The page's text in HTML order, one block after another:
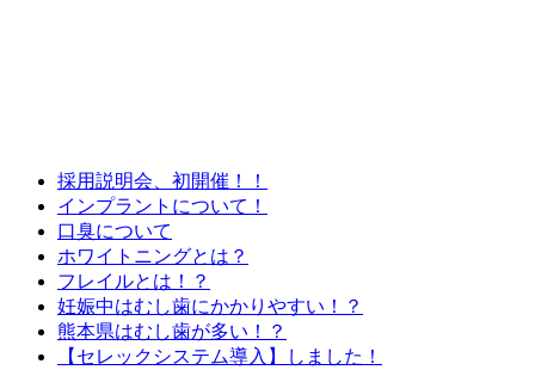
採用説明会、初開催！！
インプラントについて！
口臭について
ホワイトニングとは？
フレイルとは！？
妊娠中はむし歯にかかりやすい！？
熊本県はむし歯が多い！？
【セレックシステム導入】しました！